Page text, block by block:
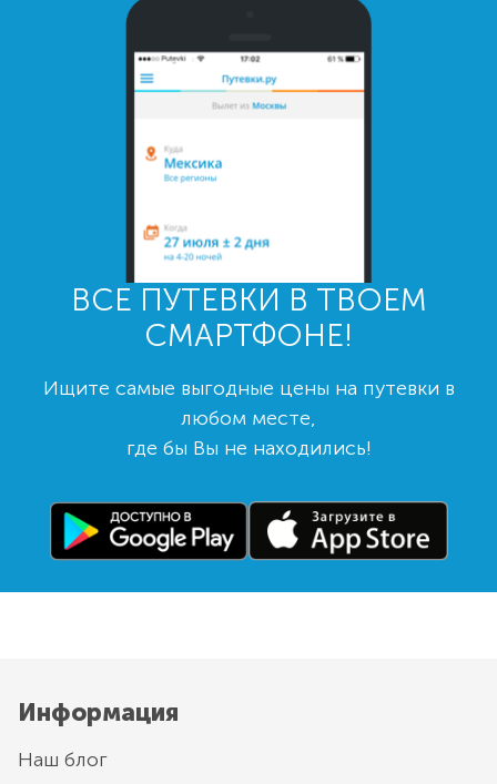
ВСЕ ПУТЕВКИ В ТВОЕМ
СМАРТФОНЕ!
Ищите самые выгодные цены на путевки в
любом месте,
где бы Вы не находились!
Информация
Наш блог